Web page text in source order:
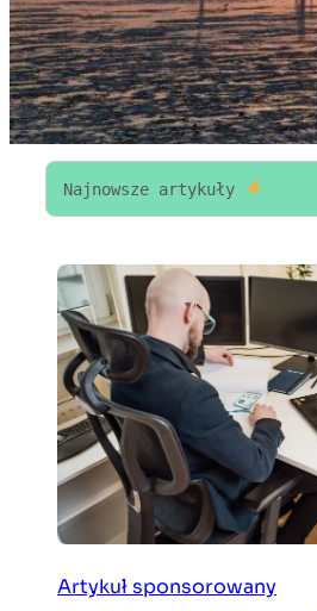
Najnowsze artykuły
Artykuł sponsorowany